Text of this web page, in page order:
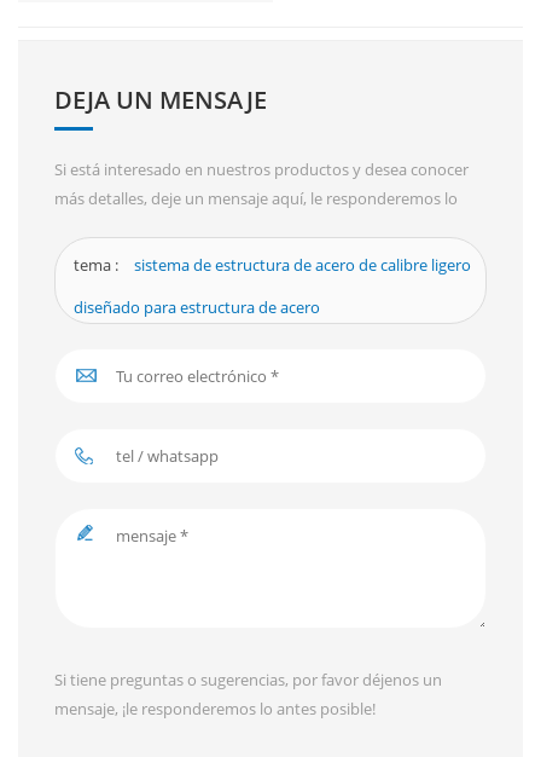
DEJA UN MENSAJE
Si está interesado en nuestros productos y desea conocer
más detalles, deje un mensaje aquí, le responderemos lo
tema :
sistema de estructura de acero de calibre ligero
diseñado para estructura de acero
Si tiene preguntas o sugerencias, por favor déjenos un
mensaje, ¡le responderemos lo antes posible!